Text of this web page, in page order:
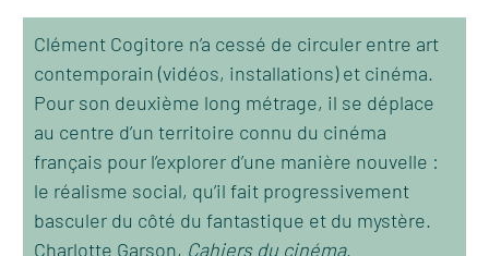
Clément Cogitore n’a cessé de circuler entre art
contemporain (vidéos, installations) et cinéma.
Pour son deuxième long métrage, il se déplace
au centre d’un territoire connu du cinéma
français pour l’explorer d’une manière nouvelle :
le réalisme social, qu’il fait progressivement
basculer du côté du fantastique et du mystère.
Charlotte Garson, Cahiers du cinéma.